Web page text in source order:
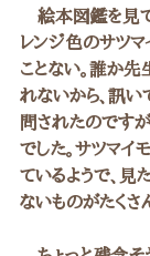
絵本図鑑を見
レンジ色のサツマ
ことない。誰か先
れないから、訊い
問されたのです
でした。サツマ
ているようで、見
ないものがたくさ